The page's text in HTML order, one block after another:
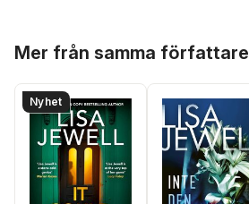
Mer från samma författare
Nyhet